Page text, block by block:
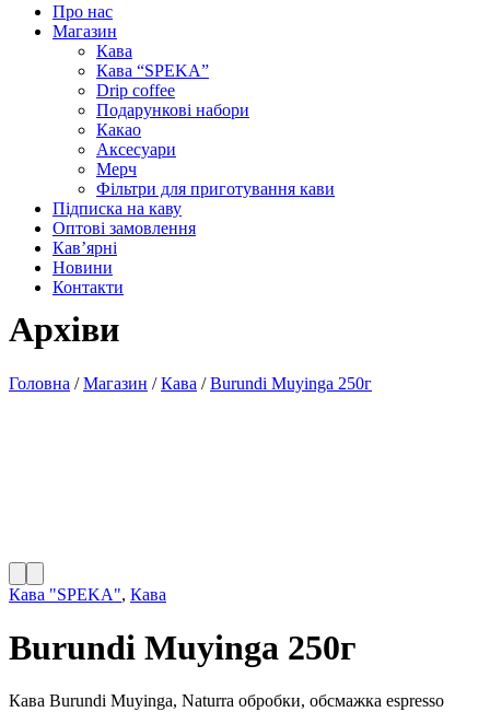
Про нас
Магазин
Кава
Кава “SPEKA”
Drip coffee
Подарункові набори
Какао
Аксесуари
Мерч
Фільтри для приготування кави
Підписка на каву
Оптові замовлення
Кав’ярні
Новини
Контакти
Архіви
Головна /Магазин /Кава /Burundi Muyinga 250г
Кава "SPEKA", Кава
Burundi Muyinga 250г
Кава Burundi Muyinga, Naturra обробки, обсмажка espresso